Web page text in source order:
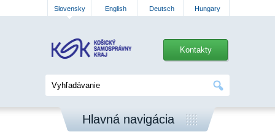
Slovensky English Deutsch Hungary
Kontakty
Hlavná navigácia